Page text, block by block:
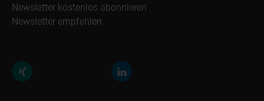
Newsletter kostenlos abonnieren
Newsletter empfehlen